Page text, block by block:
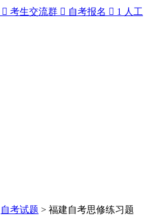
 考生交流群  自考报名  1 人工
自考试题 > 福建自考思修练习题